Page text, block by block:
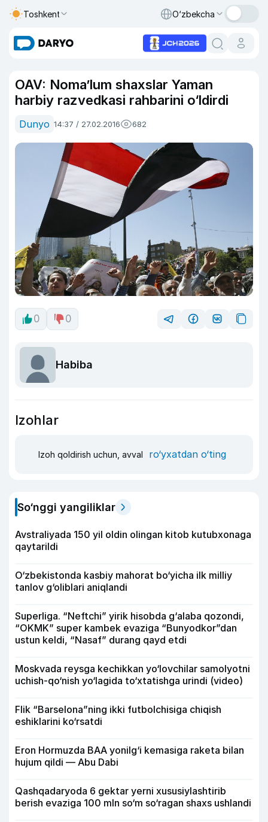
Toshkent O‘zbekcha
OAV: Noma’lum shaxslar Yaman
harbiy razvedkasi rahbarini o‘ldirdi
Dunyo 14:37 / 27.02.2016 682
0 0
Habiba
Izohlar
Izoh qoldirish uchun, avval ro‘yxatdan o‘ting
So‘nggi yangiliklar
Avstraliyada 150 yil oldin olingan kitob kutubxonaga
qaytarildi
O‘zbekistonda kasbiy mahorat bo‘yicha ilk milliy
tanlov g‘oliblari aniqlandi
Superliga. “Neftchi” yirik hisobda g‘alaba qozondi,
“OKMK” super kambek evaziga “Bunyodkor”dan
ustun keldi, “Nasaf” durang qayd etdi
Moskvada reysga kechikkan yo‘lovchilar samolyotni
uchish-qo‘nish yo‘lagida to‘xtatishga urindi (video)
Flik “Barselona”ning ikki futbolchisiga chiqish
eshiklarini ko‘rsatdi
Eron Hormuzda BAA yonilg‘i kemasiga raketa bilan
hujum qildi — Abu Dabi
Qashqadaryoda 6 gektar yerni xususiylashtirib
berish evaziga 100 mln so‘m so‘ragan shaxs ushlandi